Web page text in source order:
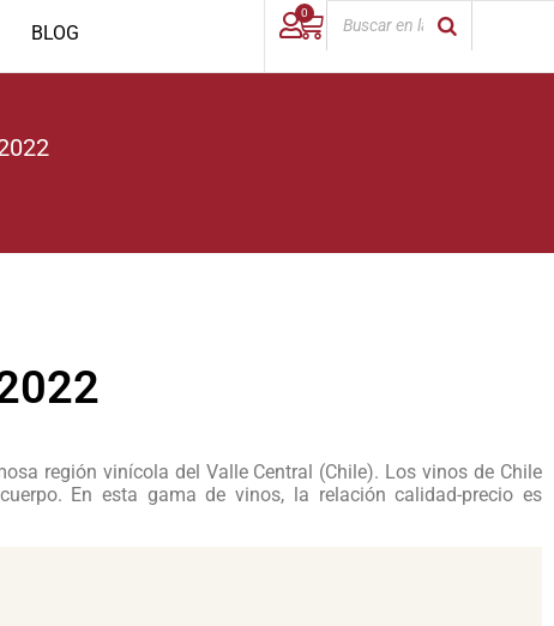
BLOG
0
región vinícola del Valle Central (Chile). Los vinos de Chile
En esta gama de vinos, la relación calidad-precio es